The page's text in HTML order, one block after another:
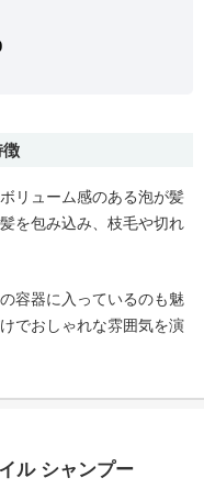
徴
リューム感のある泡が髪
を包み込み、枝毛や切れ
容器に入っているのも魅
でおしゃれな雰囲気を演
ル シャンプー